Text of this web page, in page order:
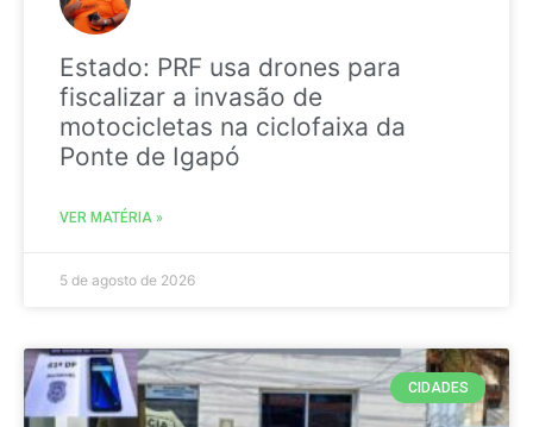
Estado: PRF usa drones para
fiscalizar a invasão de
motocicletas na ciclofaixa da
Ponte de Igapó
VER MATÉRIA »
5 de agosto de 2026
CIDADES